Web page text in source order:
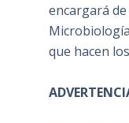
encargará
que hacen